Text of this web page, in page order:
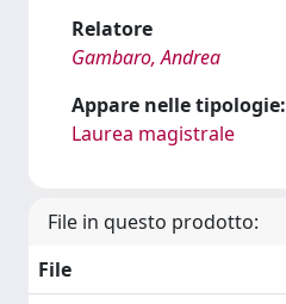
Relatore
Gambaro, Andrea
Appare nelle tipologie:
Laurea magistrale
File in questo prodotto:
File